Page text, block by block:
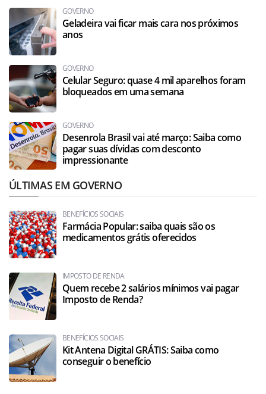
GOVERNO
Geladeira vai ficar mais cara nos próximos
anos
GOVERNO
Celular Seguro: quase 4 mil aparelhos foram
bloqueados em uma semana
GOVERNO
Desenrola Brasil vai até março: Saiba como
pagar suas dívidas com desconto
impressionante
ÚLTIMAS EM GOVERNO
BENEFÍCIOS SOCIAIS
Farmácia Popular: saiba quais são os
medicamentos grátis oferecidos
IMPOSTO DE RENDA
Quem recebe 2 salários mínimos vai pagar
Imposto de Renda?
BENEFÍCIOS SOCIAIS
Kit Antena Digital GRÁTIS: Saiba como
conseguir o benefício